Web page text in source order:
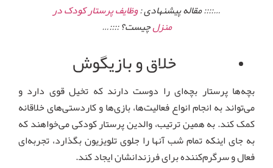
…:::: مقاله پیشنهادی :وظایف پرستار کودک در
منزلچیست؟ ::::…
خلاق و بازیگوش
بچه‌ها پرستار بچه‌ای را دوست دارند که تخیل قوی دارد و
می‌تواند به انجام انواع فعالیت‌ها، بازی‌ها و کاردستی‌های خلاقانه
کمک کند. به همین ترتیب، والدین پرستار کودکی می‌خواهند که
به جای اینکه تمام شب آنها را جلوی تلویزیون بگذارد، تجربه‌ای
فعال و سرگرم‌کننده برای فرزندانشان ایجاد کند.